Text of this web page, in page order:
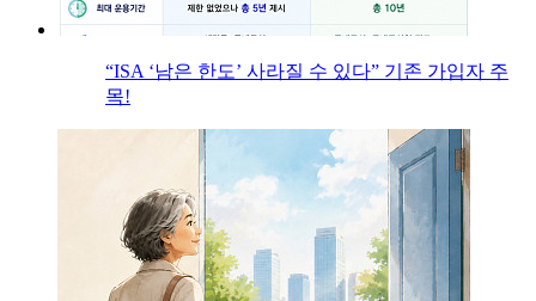
“ISA ‘남은 한도’ 사라질 수 있다” 기존 가입자 주
목!